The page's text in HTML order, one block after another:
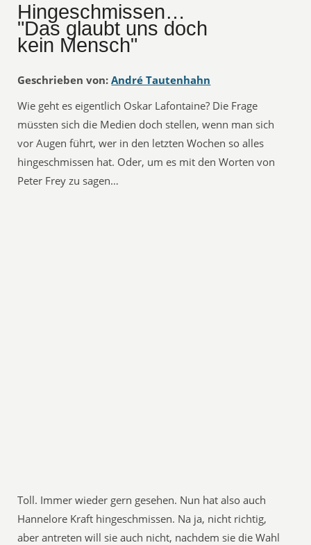
Hingeschmissen…
"Das glaubt uns doch
kein Mensch"
Geschrieben von: André Tautenhahn
Wie geht es eigentlich Oskar Lafontaine? Die Frage
müssten sich die Medien doch stellen, wenn man sich
vor Augen führt, wer in den letzten Wochen so alles
hingeschmissen hat. Oder, um es mit den Worten von
Peter Frey zu sagen…
Toll. Immer wieder gern gesehen. Nun hat also auch
Hannelore Kraft hingeschmissen. Na ja, nicht richtig,
aber antreten will sie auch nicht, nachdem sie die Wahl